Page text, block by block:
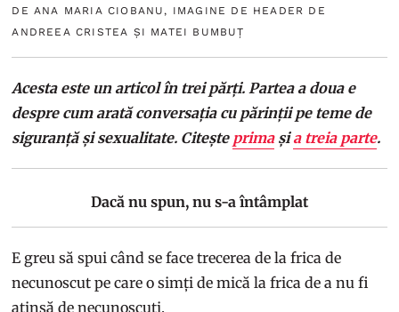
DE ANA MARIA CIOBANU, IMAGINE DE HEADER DE
ANDREEA CRISTEA ȘI MATEI BUMBUȚ
Acesta este un articol în trei părți. Partea a doua e
despre cum arată conversația cu părinții pe teme de
siguranță și sexualitate. Citește primașia treia parte.
Dacă nu spun, nu s-a întâmplat
E greu să spui când se face trecerea de la frica de
necunoscut pe care o simți de mică la frica de a nu fi
atinsă de necunoscuți.